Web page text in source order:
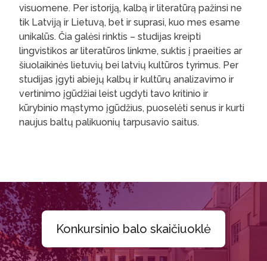
visuomene. Per istoriją, kalbą ir literatūrą pažinsi ne
tik Latviją ir Lietuvą, bet ir suprasi, kuo mes esame
unikalūs. Čia galėsi rinktis – studijas kreipti
lingvistikos ar literatūros linkme, suktis į praeities ar
šiuolaikinės lietuvių bei latvių kultūros tyrimus. Per
studijas įgyti abiejų kalbų ir kultūrų analizavimo ir
vertinimo įgūdžiai leist ugdyti tavo kritinio ir
kūrybinio mąstymo įgūdžius, puoselėti senus ir kurti
naujus baltų palikuonių tarpusavio saitus.
Konkursinio balo skaičiuoklė